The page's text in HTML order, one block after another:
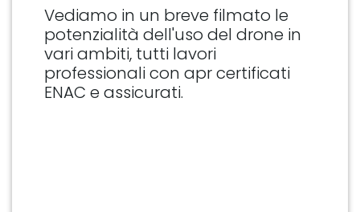
Vediamo in un breve filmato le
potenzialità dell'uso del drone in
vari ambiti, tutti lavori
professionali con apr certificati
ENAC e assicurati.